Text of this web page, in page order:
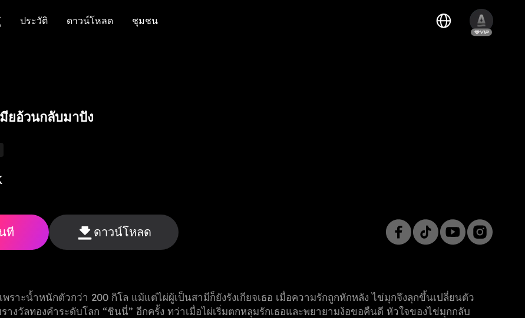
ประวัติ
ดาวน์โหลด
ชุมชน
ยอ้วนกลับมาปัง
ที ดาวน์โหลด
าะน้ำหนักตัวกว่า 200 กิโล แม้แต่ไผ่ผู้เป็นสามีก็ยังรังเกียจเธอ เมื่อความรักถูกหักหลัง ไข่มุกจึงลุกขึ้นเปลี่ยนตัว
างวัลทองคำระดับโลก “ชินนี่” อีกครั้ง ทว่าเมื่อไผ่เริ่มตกหลุมรักเธอและพยายามง้อขอคืนดี หัวใจของไข่มุกกลับ